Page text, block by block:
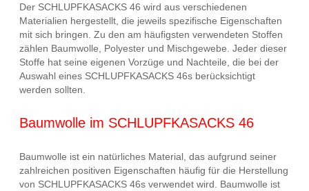
Der SCHLUPFKASACKS 46 wird aus verschiedenen
Materialien hergestellt, die jeweils spezifische Eigenschaften
mit sich bringen. Zu den am häufigsten verwendeten Stoffen
zählen Baumwolle, Polyester und Mischgewebe. Jeder dieser
Stoffe hat seine eigenen Vorzüge und Nachteile, die bei der
Auswahl eines SCHLUPFKASACKS 46s berücksichtigt
werden sollten.
Baumwolle im SCHLUPFKASACKS 46
Baumwolle ist ein natürliches Material, das aufgrund seiner
zahlreichen positiven Eigenschaften häufig für die Herstellung
von SCHLUPFKASACKS 46s verwendet wird. Baumwolle ist